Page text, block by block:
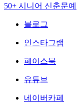
50+ 시니어 신춘문예
블로그
인스타그램
페이스북
유튜브
네이버카페